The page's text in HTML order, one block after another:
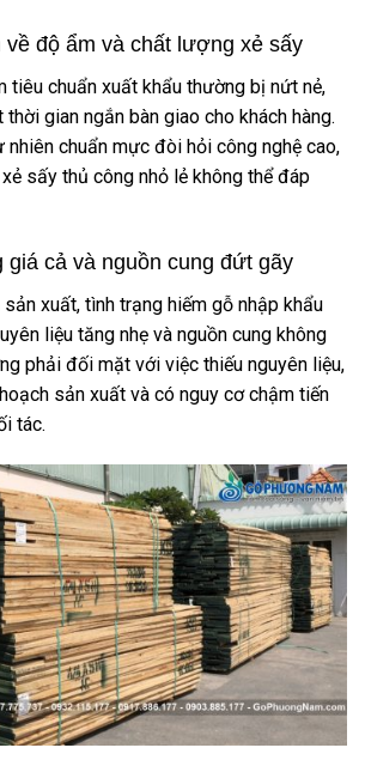
về độ ẩm và chất lượng xẻ sấy
tiêu chuẩn xuất khẩu thường bị nứt nẻ,
gian ngắn bàn giao cho khách hàng.
nhiên chuẩn mực đòi hỏi công nghệ cao,
sấy thủ công nhỏ lẻ không thể đáp
giá cả và nguồn cung đứt gãy
xuất, tình trạng hiếm gỗ nhập khẩu
liệu tăng nhẹ và nguồn cung không
phải đối mặt với việc thiếu nguyên liệu,
sản xuất và có nguy cơ chậm tiến
tác.